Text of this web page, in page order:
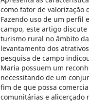
como fator de
Fazendo uso de um perfil
campo, este artigo
turismo rural no âmbito
levantamento dos
pesquisa de campo
Maria possuem um
necessitando de um
fim de que possa
comunitárias e alicerçado